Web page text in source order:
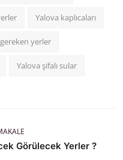
Yalova kaplıcaları
yerler
Yalova şifalı sular
Görülecek Yerler ?